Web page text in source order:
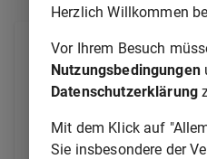
Die Union achtet auf die
Politik und ihren
Bereichen und trägt dabei
ihren Zielen in ihrer
Herzlich Willkommen
Vor Ihrem Besuch
Nutzungsbedingungen
Datenschutzerklärung
Mit dem Klick auf
Sie insbesondere der